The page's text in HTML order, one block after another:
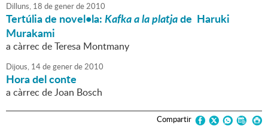
Dilluns, 18 degenerde2010
Tertúlia de novel•la:Kafka a la platjade Haruki
Murakami
a càrrec de Teresa Montmany
Dijous, 14degenerde2010
Hora del conte
a càrrec de Joan Bosch
Compartir